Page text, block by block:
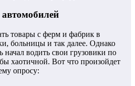
товары с ферм и фабрик в
больницы и так далее. Однако
водить свои грузовики по
хаотичной. Вот что произойдет
опросу: